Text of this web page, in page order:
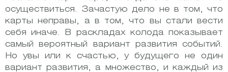
осуществиться. Зачастую дело не в том, что
карты неправы, а в том, что вы стали вести
себя иначе. В раскладах колода показывает
самый вероятный вариант развития событий.
Но увы или к счастью, у будущего не один
вариант развития, а множество, и каждый из